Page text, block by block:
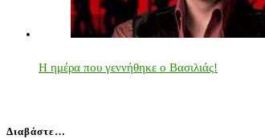
Η ημέρα που γεννήθηκε ο Βασιλιάς!
Διαβάστε…